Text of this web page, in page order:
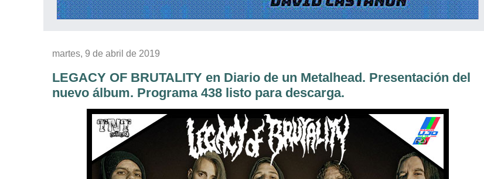
martes, 9 de abril de 2019
LEGACY OF BRUTALITY en Diario de un Metalhead. Presentación del
nuevo álbum. Programa 438 listo para descarga.